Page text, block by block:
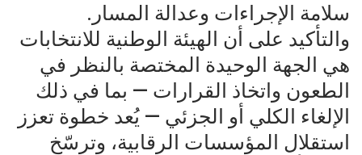
سلامة الإجراءات وعدالة المسار.
والتأكيد على أن الهيئة الوطنية للانتخابات
هي الجهة الوحيدة المختصة بالنظر في
الطعون واتخاذ القرارات — بما في ذلك
الإلغاء الكلي أو الجزئي — يُعد خطوة تعزز
استقلال المؤسسات الرقابية، وترسّخ